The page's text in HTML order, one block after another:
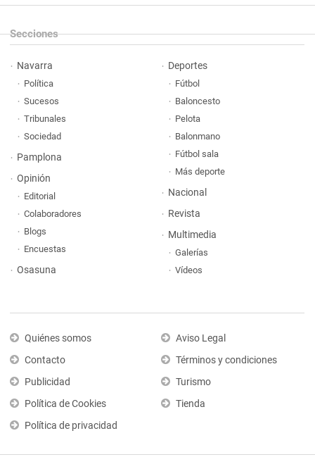
Secciones
Navarra
Política
Sucesos
Tribunales
Sociedad
Pamplona
Opinión
Editorial
Colaboradores
Blogs
Encuestas
Osasuna
Deportes
Fútbol
Baloncesto
Pelota
Balonmano
Fútbol sala
Más deporte
Nacional
Revista
Multimedia
Galerías
Vídeos
Quiénes somos
Contacto
Publicidad
Política de Cookies
Política de privacidad
Aviso Legal
Términos y condiciones
Turismo
Tienda